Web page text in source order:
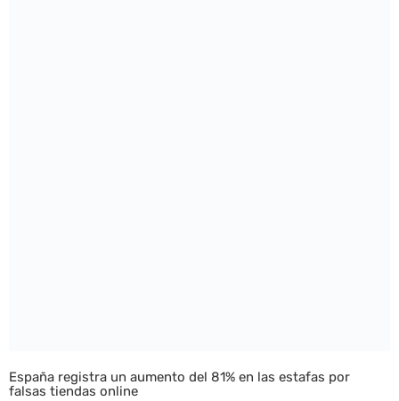
España registra un aumento del 81% en las estafas por
falsas tiendas online